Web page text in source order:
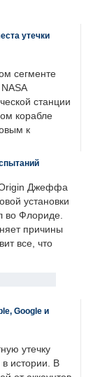
утечки
сегменте
станции
корабле
к
Origin Джеффа
установки
во Флориде.
причины
все, что
Google и
утечку
истории. В